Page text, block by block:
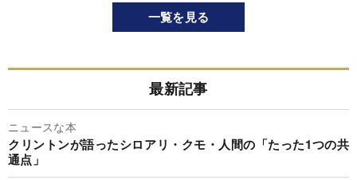
一覧を見る
最新記事
ニュースな本
クリントンが語ったシロアリ・クモ・人間の「たった1つの共
通点」